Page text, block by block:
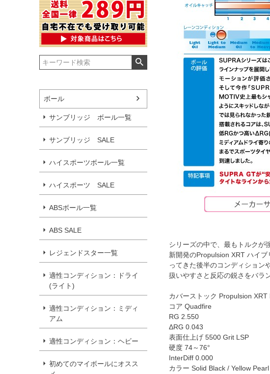
ボール
サンブリッジ ボール一覧
サンブリッジ SALE
ハイスポーツボール一覧
ハイスポーツ SALE
ABSボール一覧
ABS SALE
レジェンドスター一覧
適性コンディション：ドライ
(ライト)
適性コンディション：ミディ
アム
適性コンディション：ヘビー
初めてのマイボールにオスス
シリーズの中で、最もトルクが
新開発のPropulsion XRT ハイ
ってきた後半のコンディション
扱いやすさと反応の鋭さをバラ
カバーストック Propulsion
コア Quadfire
RG 2.550
ΔRG 0.043
表面仕上げ 5500 Grit LSP
硬度 74～76°
InterDiff 0.000
カラー Solid Black / Yellow Pearl